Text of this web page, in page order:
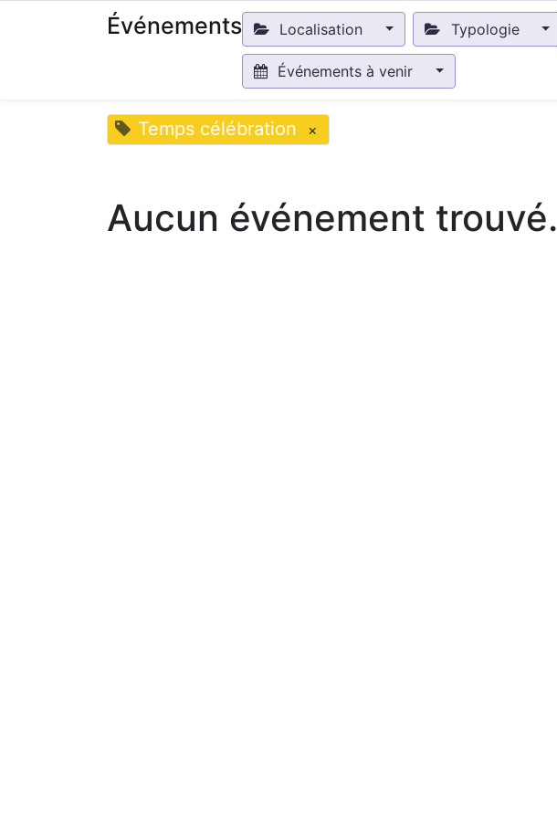
Événements Localisation Typologie
Événements à venir
Temps célébration ×
Aucun événement trouvé.